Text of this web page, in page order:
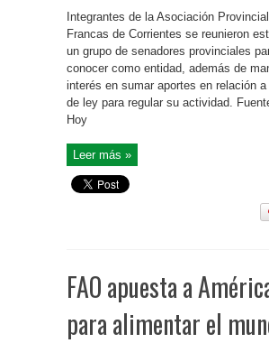
Integrantes de la Asociación
Francas de Corrientes se reunieron
un grupo de senadores provinciales
conocer como entidad, además de
interés en sumar aportes en relación
de ley para regular su actividad.
Hoy
Leer más »
FAO apuesta a
para alimentar el